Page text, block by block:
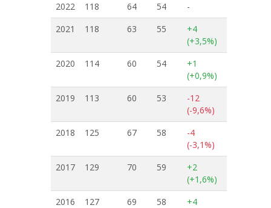
2022
118 64 54
-
2021
118 63 55
+4
(+3,5%)
2020
114 60 54
+1
(+0,9%)
2019
113 60 53
-12
(-9,6%)
2018
125 67 58
-4
(-3,1%)
2017
129 70 59
+2
(+1,6%)
2016
127 69 58
+4